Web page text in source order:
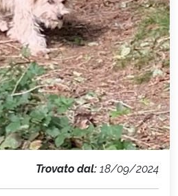
Trovato dal: 18/09/2024